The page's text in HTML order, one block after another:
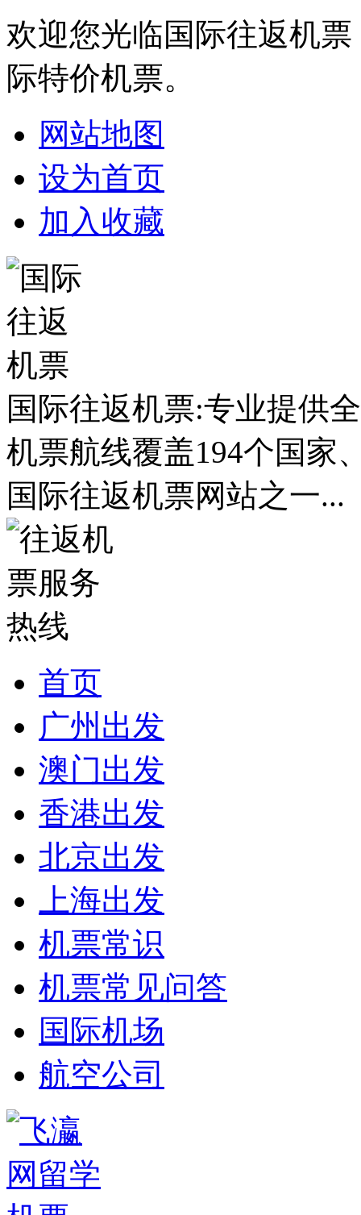
欢迎您光临国际往返机
际特价机票。
网站地图
设为首页
加入收藏
国际往返机票:专业提供
机票航线覆盖194个国家
国际往返机票网站之一...
首页
广州出发
澳门出发
香港出发
北京出发
上海出发
机票常识
机票常见问答
国际机场
航空公司